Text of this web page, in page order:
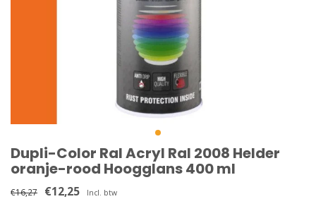
Dupli-Color Ral Acryl Ral 2008 Helder
oranje-rood Hoogglans 400 ml
€16,27 €12,25 Incl. btw